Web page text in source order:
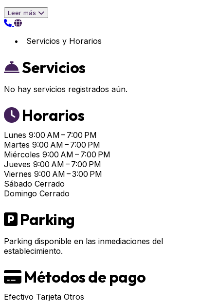
Leer más
Servicios y Horarios
Servicios
No hay servicios registrados aún.
Horarios
Lunes 9:00 AM – 7:00 PM
Martes 9:00 AM – 7:00 PM
Miércoles 9:00 AM – 7:00 PM
Jueves 9:00 AM – 7:00 PM
Viernes 9:00 AM – 3:00 PM
Sábado Cerrado
Domingo Cerrado
Parking
Parking disponible en las inmediaciones del
establecimiento.
Métodos de pago
Efectivo Tarjeta Otros